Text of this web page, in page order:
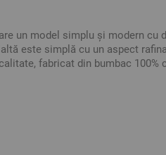
un model simplu și modern cu
este simplă cu un aspect
fabricat din bumbac 100%